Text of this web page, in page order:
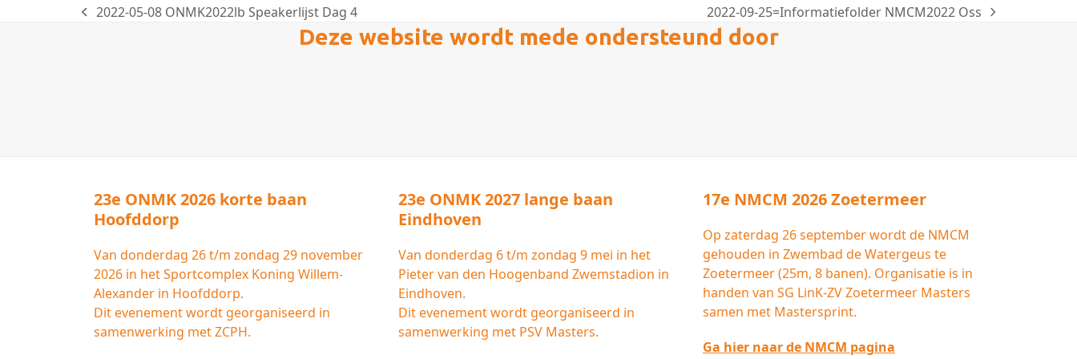
previous
2022-05-08 ONMK2022lb Speakerlijst Dag 4
next
post:
2022-09-25=Informatiefolder NMCM2022 Oss
Deze website wordt mede ondersteund door
23e ONMK 2026 korte baan
Hoofddorp
Van donderdag 26 t/m zondag 29 november
2026 in het Sportcomplex Koning Willem-
Alexander in Hoofddorp.
Dit evenement wordt georganiseerd in
samenwerking met ZCPH.
23e ONMK 2027 lange baan
Eindhoven
Van donderdag 6 t/m zondag 9 mei in het
Pieter van den Hoogenband Zwemstadion in
Eindhoven.
Dit evenement wordt georganiseerd in
samenwerking met PSV Masters.
17e NMCM 2026 Zoetermeer
Op zaterdag 26 september wordt de NMCM
gehouden in Zwembad de Watergeus te
Zoetermeer (25m, 8 banen). Organisatie is in
handen van SG LinK-ZV Zoetermeer Masters
samen met Mastersprint.
Ga hier naar de NMCM pagina